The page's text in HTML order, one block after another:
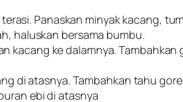
Panaskan minyak kacang,
haluskan bersama bumbu.
kacang ke dalamnya. Tambahkan
di atasnya. Tambahkan tahu
ebi di atasnya